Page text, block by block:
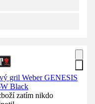
gril Weber GENESIS
Black
zatím nikdo